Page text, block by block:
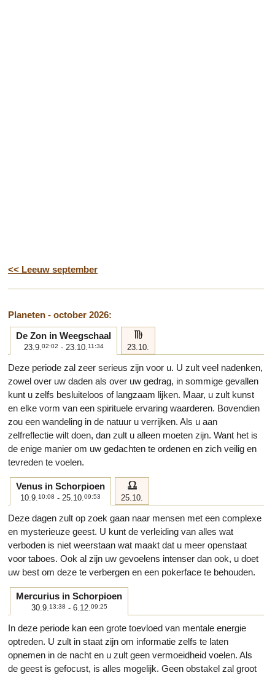
<< Leeuw september
Planeten - october 2026:
De Zon in Weegschaal
23.9.02:02 - 23.10.11:34
h
23.10.
Deze periode zal zeer serieus zijn voor u. U zult veel nadenken,
zowel over uw daden als over uw gedrag, in sommige gevallen
kunt u zelfs besluiteloos of langzaam lijken. Maar, u zult kunst
en elke vorm van een spirituele ervaring waarderen. Bovendien
zou een wandeling in de natuur u verrijken. Als u aan
zelfreflectie wilt doen, dan zult u alleen moeten zijn. Want het is
de enige manier om uw gedachten te ordenen en zich veilig en
tevreden te voelen.
Venus in Schorpioen
10.9.10:08 - 25.10.09:53
g
25.10.
Deze dagen zult op zoek gaan naar mensen met een complexe
en mysterieuze geest. U kunt de verleiding van alles wat
verboden is niet weerstaan wat maakt dat u meer openstaat
voor taboes. Ook al zijn uw gevoelens intenser dan ook, u doet
uw best om deze te verbergen en een pokerface te behouden.
Mercurius in Schorpioen
30.9.13:38 - 6.12.09:25
In deze periode kan een grote toevloed van mentale energie
optreden. U zult in staat zijn om informatie zelfs te laten
opnemen in de nacht en u zult geen vermoeidheid voelen. Als
de geest is gefocust, is alles mogelijk. Geen obstakel zal groot